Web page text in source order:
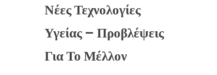
Νέες Τεχνολογίες
Υγείας – Προβλέψεις
Για Το Μέλλον